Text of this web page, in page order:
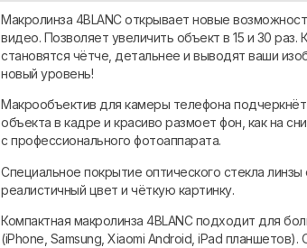
Макролинза 4BLANC открывает новые
видео. Позволяет увеличить объект в 15 и 30 раз.
становятся чётче, детальнее и выводят ваши
новый уровень!
Макрообъектив для камеры телефона
объекта в кадре и красиво размоет фон, как на
с профессионального фотоаппарата.
Специальное покрытие оптического стекла
реалистичный цвет и чёткую картинку.
Компактная макролинза 4BLANC подходит для
(iPhone, Samsung, Xiaomi Android, iPad